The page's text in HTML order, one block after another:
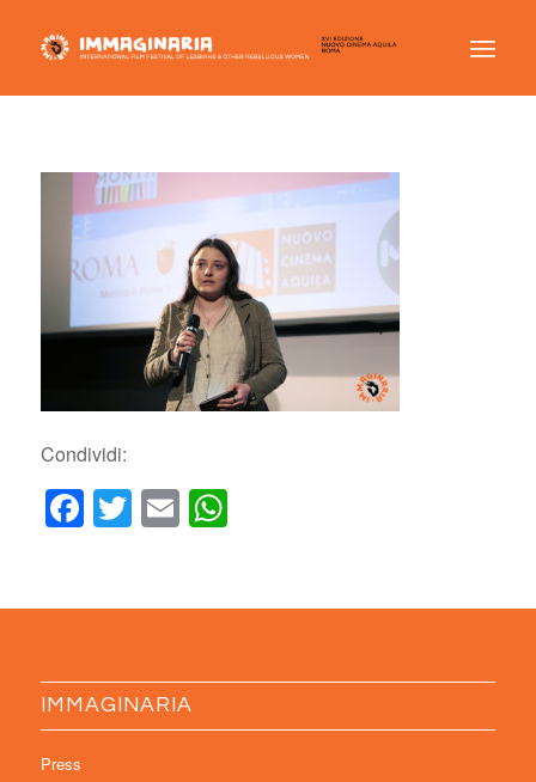
Condividi:
Facebook
Twitter
EmailWhatsApp
IMMAGINARIA
Press